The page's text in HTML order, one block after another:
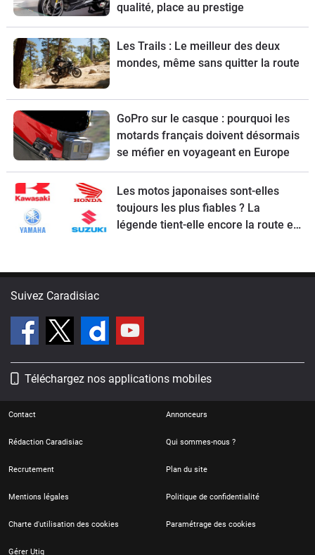
qualité, place au prestige
Les Trails : Le meilleur des deux
mondes, même sans quitter la route
GoPro sur le casque : pourquoi les
motards français doivent désormais
se méfier en voyageant en Europe
Les motos japonaises sont-elles
toujours les plus fiables ? La
légende tient-elle encore la route en
Suivez Caradisiac
Téléchargez nos applications mobiles
Contact Annonceurs
Rédaction Caradisiac Qui sommes-nous ?
Recrutement Plan du site
Mentions légales Politique de confidentialité
Charte d'utilisation des cookies Paramétrage des cookies
Gérer Utiq